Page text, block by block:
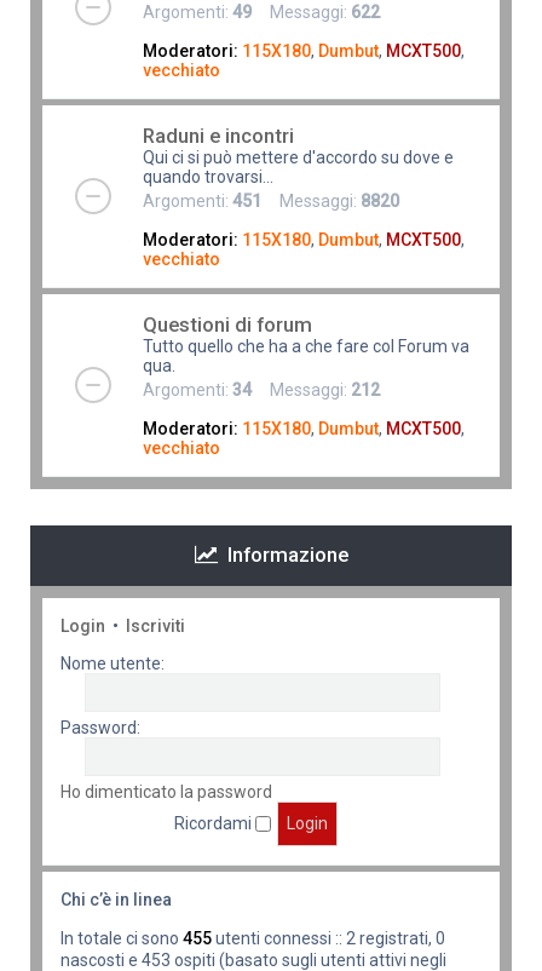
Argomenti: 49 Messaggi: 622
Moderatori: 115X180, Dumbut, MCXT500,
vecchiato
Raduni e incontri
Qui ci si può mettere d'accordo su dove e
quando trovarsi...
Argomenti: 451 Messaggi: 8820
Moderatori: 115X180, Dumbut, MCXT500,
vecchiato
Questioni di forum
Tutto quello che ha a che fare col Forum va
qua.
Argomenti: 34Messaggi: 212
Moderatori: 115X180, Dumbut, MCXT500,
vecchiato
Informazione
Login •
Iscriviti
Nome utente:
Password:
Ho dimenticato la password
Ricordami
Chi c’è in linea
In totale ci sono 455utenti connessi :: 2 registrati, 0
nascosti e 453 ospiti (basato sugli utenti attivi negli